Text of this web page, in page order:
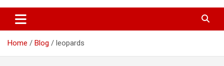
Home Blog leopards